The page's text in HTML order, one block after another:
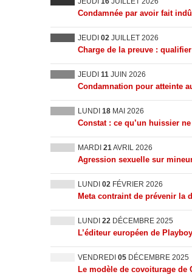
Condamnée par avoir fait
JEUDI 02 JUILLET 2026
Charge de la preuve :
JEUDI 11 JUIN 2026
Condamnation pour atteinte
LUNDI 18 MAI 2026
Constat : ce qu’un huissier
MARDI 21AVRIL 2026
Agression sexuelle sur
LUNDI 02 FÉVRIER 2026
Meta contraint de prévenir la
LUNDI 22 DÉCEMBRE 2025
L’éditeur européen de
VENDREDI 05 DÉCEMBRE 2025
Le modèle de covoiturage de